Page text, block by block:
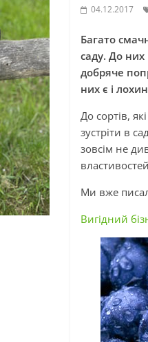
04.12.2017
Багато
саду. До них
добряче
них є і
До сортів,
зустріти в
зовсім не
Ми вже
Вигідний